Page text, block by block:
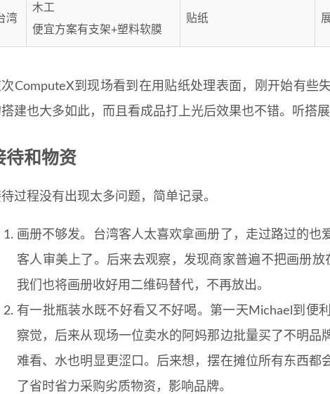
湾
木工
便宜方案有支架+塑料软膜
贴纸
ComputeX到现场看到在用贴纸处理表面，刚开始有些
建也大多如此，而且看成品打上光后效果也不错。听搭
待和物资
过程没有出现太多问题，简单记录。
画册不够发。台湾客人太喜欢拿画册了，走过路过的也
客人审美上了。后来去观察，发现商家普遍不把画册放
我们也将画册收好用二维码替代，不再放出。
有一批瓶装水既不好看又不好喝。第一天Michael到便
察觉，后来从现场一位卖水的阿妈那边批量买了不明品
难看、水也明显更涩口。后来想，摆在摊位所有东西都
了省时省力采购劣质物资，影响品牌。